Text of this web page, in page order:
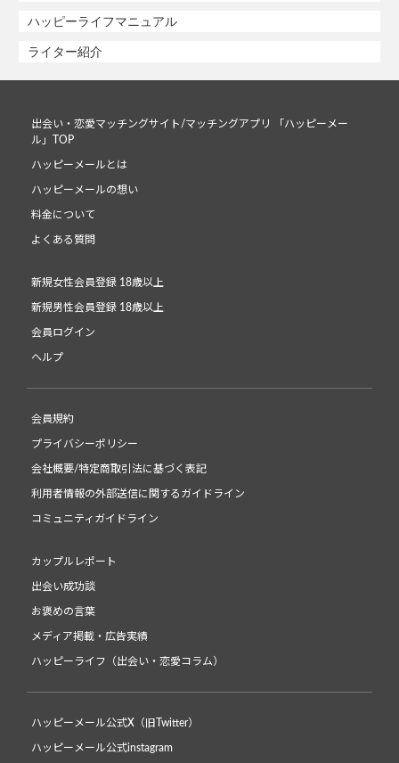
ハッピーライフマニュアル
ライター紹介
出会い・恋愛マッチングサイト/マッチングアプリ 「ハッピーメー
ル」TOP
ハッピーメールとは
ハッピーメールの想い
料金について
よくある質問
新規女性会員登録 18歳以上
新規男性会員登録 18歳以上
会員ログイン
ヘルプ
会員規約
プライバシーポリシー
会社概要/特定商取引法に基づく表記
利用者情報の外部送信に関するガイドライン
コミュニティガイドライン
カップルレポート
出会い成功談
お褒めの言葉
メディア掲載・広告実績
ハッピーライフ（出会い・恋愛コラム）
ハッピーメール公式X（旧Twitter）
ハッピーメール公式instagram